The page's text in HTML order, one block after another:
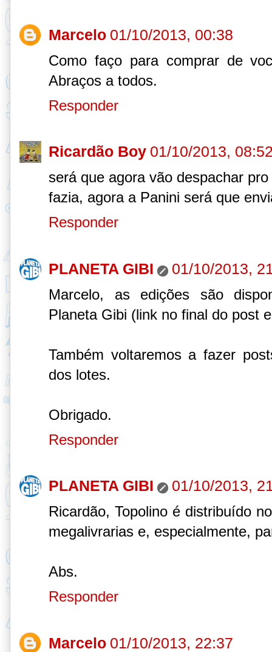
Marcelo 01/10/2013, 00:38
Como faço para comprar de
Abraços a todos.
Responder
Ricardão Boy 01/10/2013,
será que agora vão despachar
fazia, agora a Panini será que
Responder
PLANETA GIBI 01/10/2013,
Marcelo, as edições são
Planeta Gibi (link no final do post
Também voltaremos a fazer
dos lotes.
Obrigado.
Responder
PLANETA GIBI 01/10/2013,
Ricardão, Topolino é distribuído
megalivrarias e, especialmente,
Abs.
Responder
Marcelo 01/10/2013, 22:37